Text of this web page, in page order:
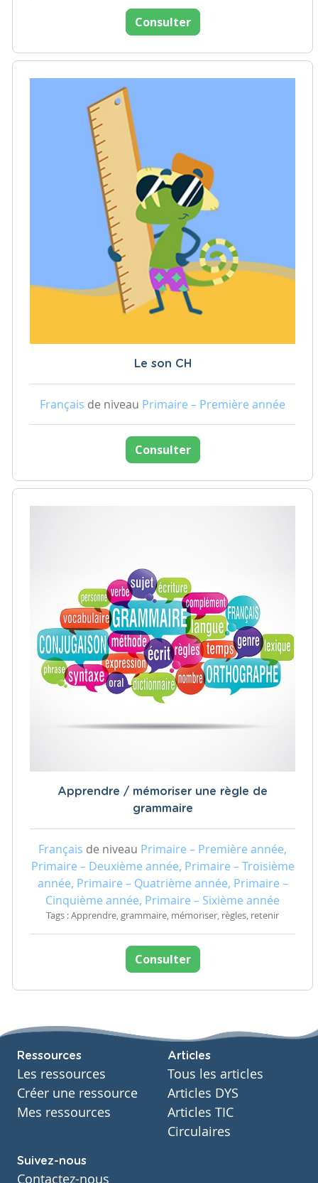
Consulter
Le son CH
Français de niveau Primaire – Première année
Consulter
Apprendre / mémoriser une règle de
grammaire
Français de niveau Primaire – Première année,
Primaire – Deuxième année, Primaire – Troisième
année, Primaire – Quatrième année, Primaire –
Cinquième année, Primaire – Sixième année
Tags : Apprendre, grammaire, mémoriser, règles, retenir
Consulter
Ressources
Les ressources
Créer une ressource
Mes ressources
Articles
Tous les articles
Articles DYS
Articles TIC
Circulaires
Suivez-nous
Contactez-nous